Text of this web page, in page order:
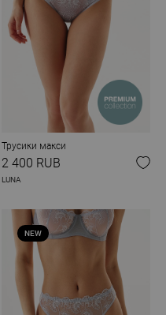
Трусики макси
2 400 RUB
LUNA
NEW